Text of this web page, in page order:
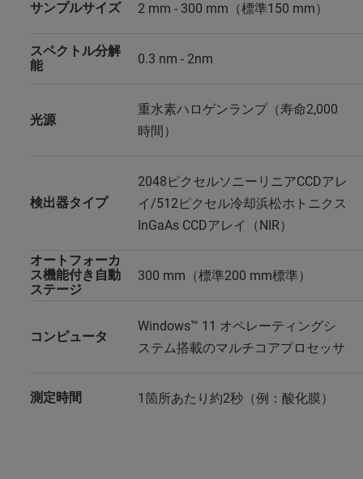
サンプルサイズ 2 mm - 300 mm（標準150 mm）
スペクトル分解
能
0.3 nm - 2nm
光源
重水素ハロゲンランプ（寿命2,000
時間）
検出器タイプ
2048ピクセルソニーリニアCCDアレ
イ/512ピクセル冷却浜松ホトニクス
InGaAs CCDアレイ（NIR）
オートフォーカ
ス機能付き自動
ステージ
300 mm（標準200 mm標準）
コンピュータ
Windows™ 11 オペレーティングシ
ステム搭載のマルチコアプロセッサ
測定時間 1箇所あたり約2秒（例：酸化膜）